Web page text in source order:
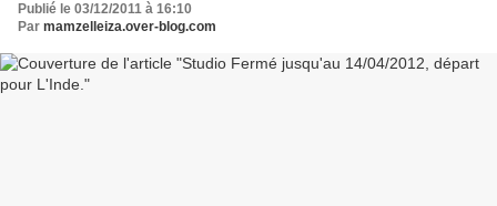
Publié le 03/12/2011 à 16:10
Par mamzelleiza.over-blog.com